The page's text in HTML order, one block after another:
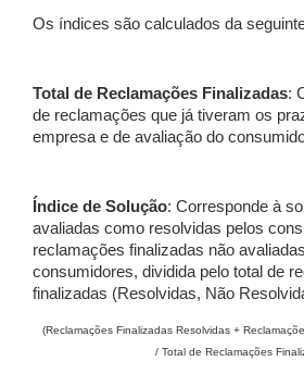
Os índices são calculados da
Total de Reclamações Finalizadas:
de reclamações que já tiveram os
empresa e de avaliação do
Índice de Solução: Corresponde à
avaliadas como resolvidas pelos
reclamações finalizadas não
consumidores, dividida pelo total de
finalizadas (Resolvidas, Não
(Reclamações Finalizadas Resolvidas +
/ Total de Reclamações